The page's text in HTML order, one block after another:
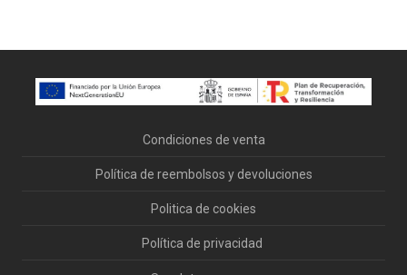
Condiciones de venta
Política de reembolsos y devoluciones
Politica de cookies
Política de privacidad